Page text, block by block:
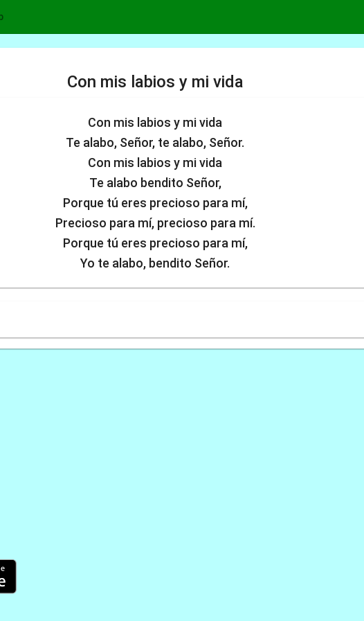
Con mis labios y mi vida
Con mis labios y mi vida
Te alabo, Señor, te alabo, Señor.
Con mis labios y mi vida
Te alabo bendito Señor,
Porque tú eres precioso para mí,
Precioso para mí, precioso para mí.
Porque tú eres precioso para mí,
Yo te alabo, bendito Señor.